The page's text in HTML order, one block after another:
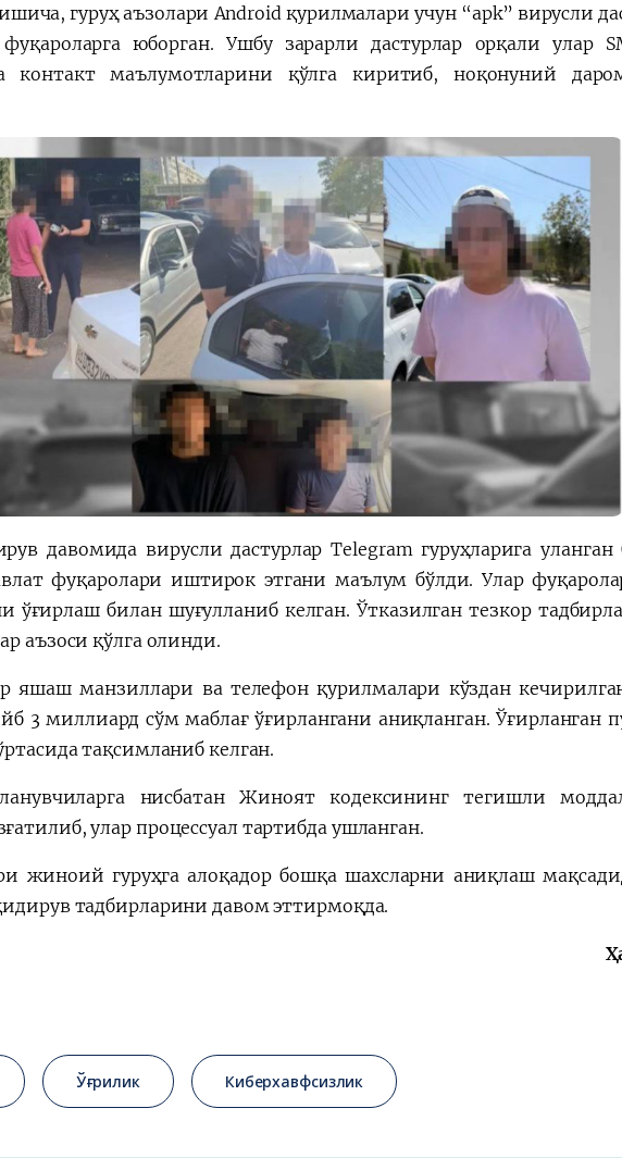
гуруҳ аъзолари Android қурилмалари учун “apk” вирусли
юборган. Ушбу зарарли дастурлар орқали улар
контакт маълумотларини қўлга киритиб, ноқонуний
давомида вирусли дастурлар Telegram гуруҳларига уланган
фуқаролари иштирок этгани маълум бўлди. Улар
ўғирлаш билан шуғулланиб келган. Ўтказилган тезкор
аъзоси қўлга олинди.
яшаш манзиллари ва телефон қурилмалари кўздан
3 миллиард сўм маблағ ўғирлангани аниқланган. Ўғирланган
тақсимланиб келган.
нисбатан Жиноят кодексининг тегишли
улар процессуал тартибда ушланган.
жиноий гуруҳга алоқадор бошқа шахсларни аниқлаш
тадбирларини давом эттирмоқда.
Ўғрилик Киберхавфсизлик